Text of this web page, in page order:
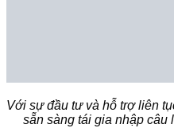
Với sự đầu tư và hỗ trợ liên
sẵn sàng tái gia nhập câu